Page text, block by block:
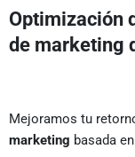
Optimización
de marketing
Mejoramos tu
marketing basada